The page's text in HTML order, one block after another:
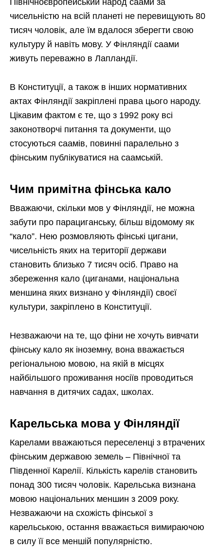
Північноєвропейський народ саами за
чисельністю на всій планеті не перевищують 80
тисяч чоловік, але їм вдалося зберегти свою
культуру й навіть мову. У Фінляндії саами
живуть переважно в Лапландії.
В Конституції, а також в інших нормативних
актах Фінляндії закріплені права цього народу.
Цікавим фактом є те, що з 1992 року всі
законотворчі питання та документи, що
стосуються саамів, повинні паралельно з
фінським публікуватися на саамській.
Чим примітна фінська кало
Вважаючи, скільки мов у Фінляндії, не можна
забути про парациганську, більш відомому як
“кало”. Нею розмовляють фінські цигани,
чисельність яких на території держави
становить близько 7 тисяч осіб. Право на
збереження кало (циганами, національна
меншина яких визнано у Фінляндії) своєї
культури, закріплено в Конституції.
Незважаючи на те, що фіни не хочуть вивчати
фінську кало як іноземну, вона вважається
регіональною мовою, на якій в місцях
найбільшого проживання носіїв проводиться
навчання в дитячих садах, школах.
Карельська мова у Фінляндії
Карелами вважаються переселенці з втрачених
фінським державою земель – Північної та
Південної Карелії. Кількість карелів становить
понад 300 тисяч чоловік. Карельська визнана
мовою національних меншин з 2009 року.
Незважаючи на схожість фінської з
карельською, остання вважається вимираючою
в силу її все меншій популярністю.